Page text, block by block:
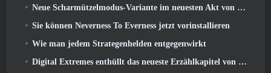
Neue Scharmützelmodus-Variante im neuesten Akt von Valorant eingeführt
Sie können Neverness To Everness jetzt vorinstallieren
Wie man jedem Strategenhelden entgegenwirkt
Digital Extremes enthüllt das neueste Erzählkapitel von Warframe mit neuen Anime-Shorts